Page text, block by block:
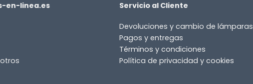
en-linea.es Servicio al Cliente
Devoluciones y cambio de lámparas
Pagos y entregas
Términos y condiciones
Política de privacidad y cookies